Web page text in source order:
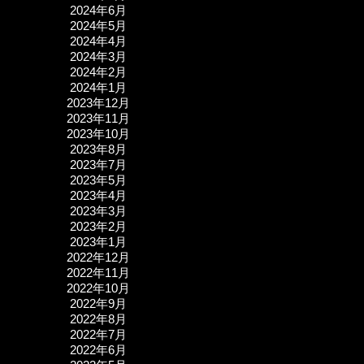
2024年6月
2024年5月
2024年4月
2024年3月
2024年2月
2024年1月
2023年12月
2023年11月
2023年10月
2023年8月
2023年7月
2023年5月
2023年4月
2023年3月
2023年2月
2023年1月
2022年12月
2022年11月
2022年10月
2022年9月
2022年8月
2022年7月
2022年6月